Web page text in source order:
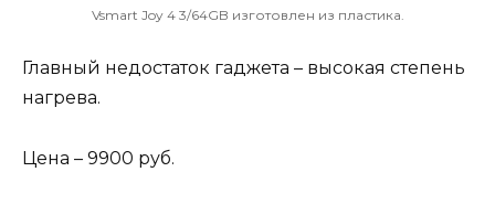
Vsmart Joy 4 3/64GB изготовлен из пластика.
Главный недостаток гаджета – высокая степень
нагрева.
Цена – 9900 руб.